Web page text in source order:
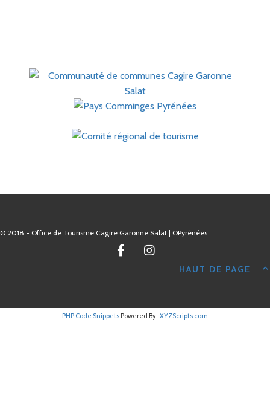
© 2018 - Office de Tourisme Cagire Garonne Salat | OPyrénées
HAUT DE PAGE
PHP Code Snippets Powered By :XYZScripts.com